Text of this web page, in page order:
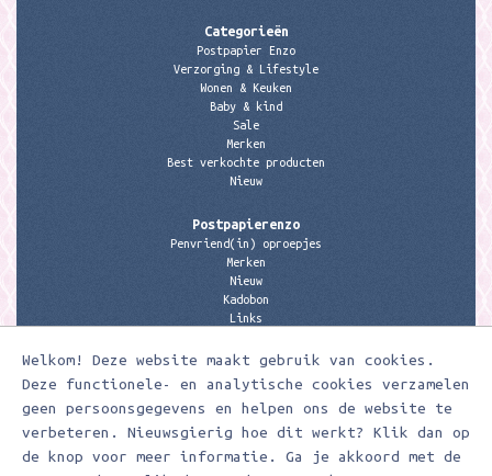
Welkom! Deze website maakt gebruik van cookies.
Deze functionele- en analytische cookies verzamelen
geen persoonsgegevens en helpen ons de website te
verbeteren. Nieuwsgierig hoe dit werkt? Klik dan op
de knop voor meer informatie. Ga je akkoord met de
Categorieën
Postpapier Enzo
Verzorging & Lifestyle
Wonen & Keuken
Baby & kind
Sale
Merken
Best verkochte producten
Nieuw
Postpapierenzo
Penvriend(in) oproepjes
Merken
Nieuw
Kadobon
Links
Contactgegevens
Meerleuks
anita@meerleuks.nl
06 – 107 163 36
KVK nummer: 58807179